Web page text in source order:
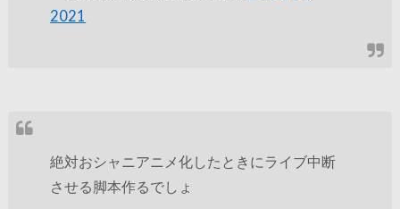
2021
絶対おシャニアニメ化したときにライブ中断
させる脚本作るでしょ